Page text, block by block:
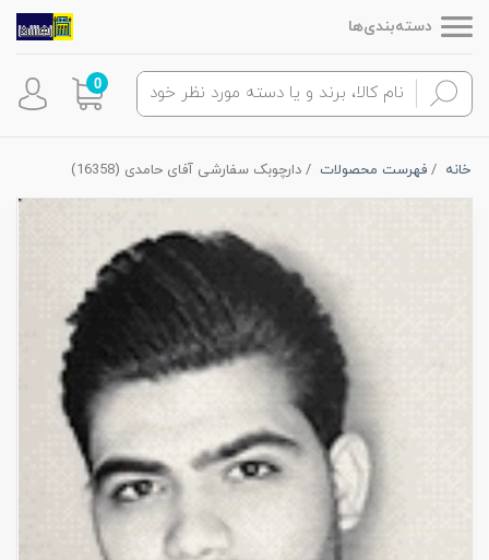
دسته‌بندی‌ها
0
خانه فهرست محصولات دارچوبک سفارشی آفای حامدی (16358)